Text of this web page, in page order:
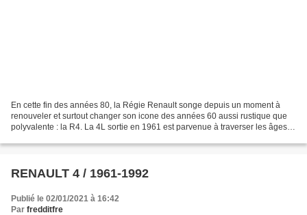
En cette fin des années 80, la Régie Renault songe depuis un moment à
renouveler et surtout changer son icone des années 60 aussi rustique que
polyvalente : la R4. La 4L sortie en 1961 est parvenue à traverser les âges
RENAULT 4 / 1961-1992
Publié le 02/01/2021 à 16:42
Par fredditfre